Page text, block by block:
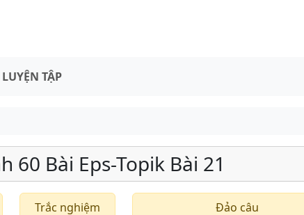
LUYỆN TẬP
60 Bài Eps-Topik Bài 21
Trắc nghiệm Đảo câu